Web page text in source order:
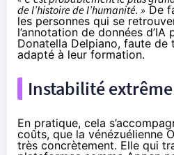
de l’histoire de l’humanité. » De
les personnes qui se
l’annotation de données
Donatella Delpiano, faute de
adapté à leur formation.
Instabilité
En pratique, cela
coûts, que la vénézuélienne
très concrètement. Elle qui